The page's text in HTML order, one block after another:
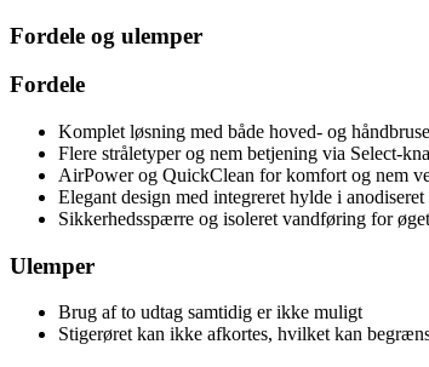
Fordele og ulemper
Fordele
Komplet løsning med både hoved- og
Flere stråletyper og nem betjening via Select-
AirPower og QuickClean for komfort og nem
Elegant design med integreret hylde i
Sikkerhedsspærre og isoleret vandføring for
Ulemper
Brug af to udtag samtidig er ikke muligt
Stigerøret kan ikke afkortes, hvilket kan